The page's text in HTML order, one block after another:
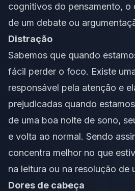
cognitivos do pensamento, o
de um debate ou
Distração
Sabemos que quando
fácil perder o foco. Existe
responsável pela atenção e
prejudicadas quando
de uma boa noite de sono,
e volta ao normal. Sendo
concentra melhor no que
na leitura ou na resolução de
Dores de cabeça